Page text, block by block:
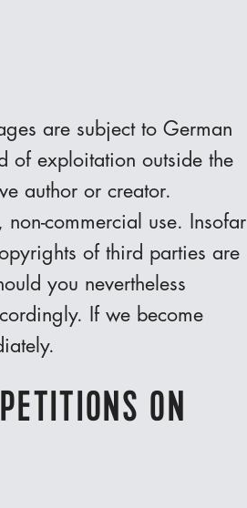
are subject to German
of exploitation outside the
author or creator.
commercial use. Insofar
of third parties are
you nevertheless
If we become
ON